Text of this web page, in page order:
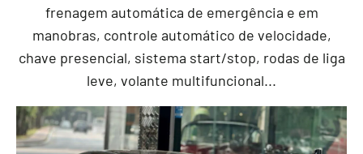
frenagem automática de emergência e em
manobras, controle automático de velocidade,
chave presencial, sistema start/stop, rodas de liga
leve, volante multifuncional...